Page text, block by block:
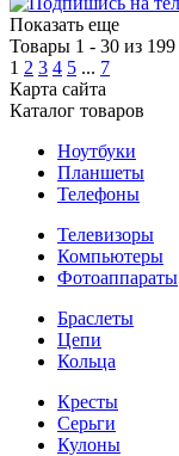
Показать еще
Товары 1 - 30 из 199
1 2 3 4 5 ... 7
Карта сайта
Каталог товаров
Ноутбуки
Планшеты
Телефоны
Телевизоры
Компьютеры
Фотоаппараты
Браслеты
Цепи
Кольца
Кресты
Серьги
Кулоны